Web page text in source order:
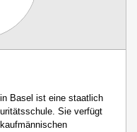
Basel ist eine staatlich
Sie verfügt